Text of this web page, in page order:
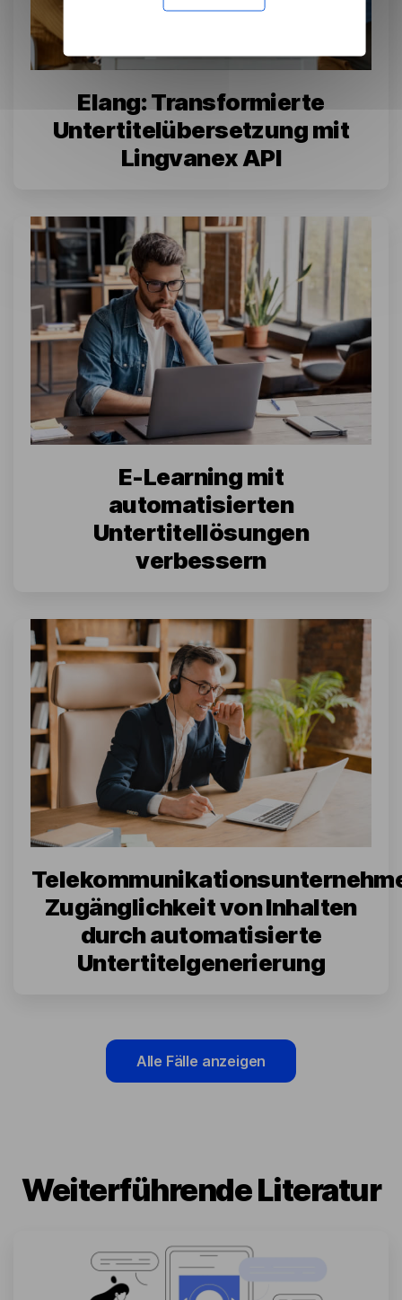
Elang: Transformierte
Untertitelübersetzung mit
Lingvanex API
E-Learning mit
automatisierten
Untertitellösungen
verbessern
Zugänglichkeit von Inhalten
durch automatisierte
Untertitelgenerierung
Alle Fälle anzeigen
Weiterführende Literatur